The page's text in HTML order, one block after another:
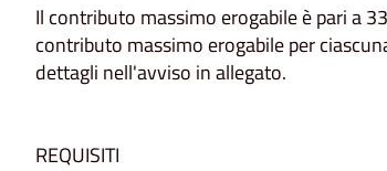
Il contributo massimo erogabile è pari a
contributo massimo erogabile per
dettagli nell'avviso in allegato.
REQUISITI